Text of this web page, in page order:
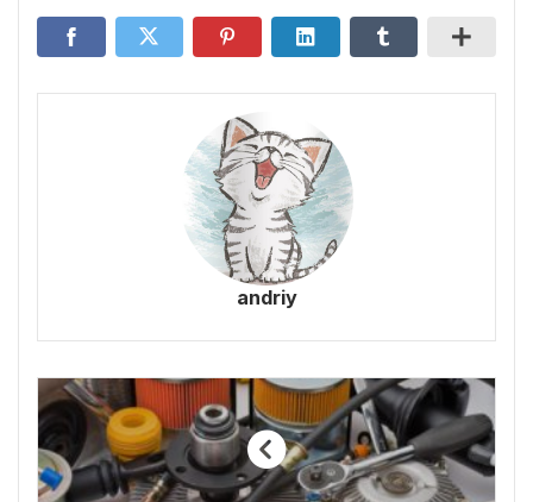
andriy